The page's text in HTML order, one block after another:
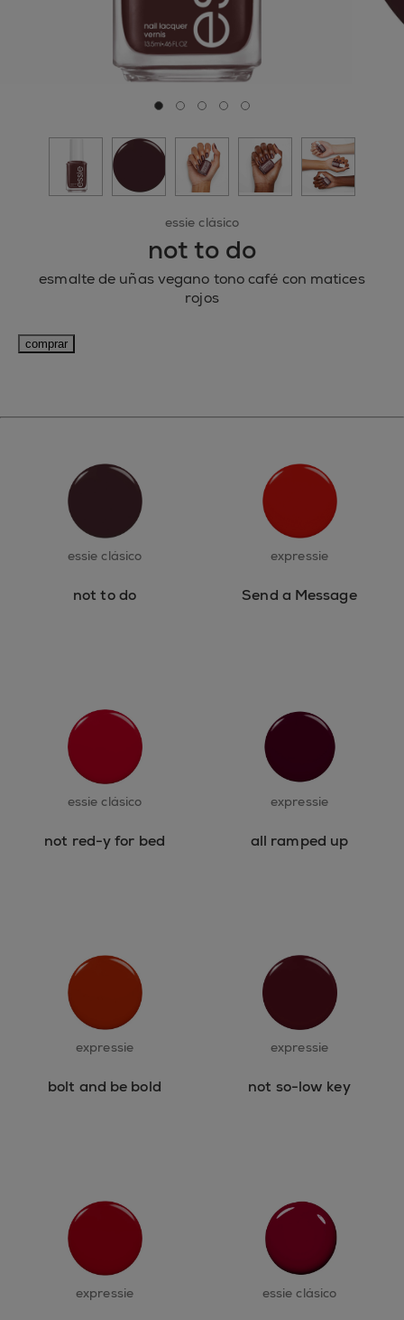
Ir a la diapositiva 0
Ir a la diapositiva 1
Ir a la diapositiva 2
Ir a la diapositiva 3
Ir a la diapositiva 4
essie clásico
not to do
esmalte de uñas vegano tono café con matices
rojos
comprar
essie clásico
not to do
expressie
Send a Message
essie clásico
not red-y for bed
expressie
all ramped up
expressie
bolt and be bold
expressie
not so-low key
expressie essie clásico